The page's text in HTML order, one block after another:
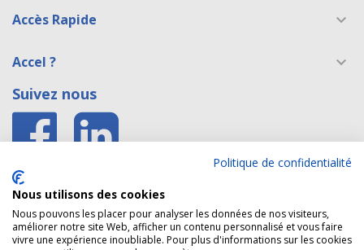
Accès Rapide 
Accel ?

Suivez nous
Accès E shop Belgique
Accès site formation caces®
Politique de confidentialité
Nous utilisons des cookies
Nous pouvons les placer pour analyser les données de nos visiteurs,
améliorer notre site Web, afficher un contenu personnalisé et vous faire
vivre une expérience inoubliable. Pour plus d'informations sur les cookies